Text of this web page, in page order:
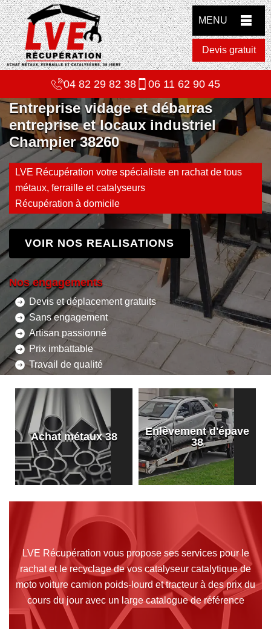
MENU
Devis gratuit
04 82 29 82 38 06 11 62 90 45
Entreprise vidage et débarras
entreprise et locaux industriel
Champier 38260
LVE Récupération votre spécialiste en rachat de tous
métaux, ferraille et catalyseurs
Récupération à domicile
VOIR NOS REALISATIONS
Nos engagements
Devis et déplacement gratuits
Sans engagement
Artisan passionné
Prix imbattable
Travail de qualité
Achat métaux 38
Enlèvement d'épave
38
LVE Récupération vous propose ses services pour le
rachat et le recyclage de vos catalyseur catalytique de
moto voiture camion poids-lourd et tracteur à des prix du
cours du jour avec un large catalogue de référence